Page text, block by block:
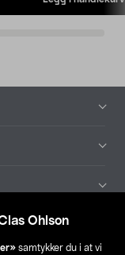
Ohlson
samtykker du i at vi